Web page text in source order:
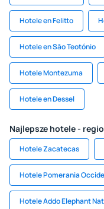
Hotele en Felitto
Hotele en Săo Teotónio
Hotele Montezuma
Hotele en Dessel
Najlepsze hotele -
Hotele Zacatecas
Hotele Pomerania
Hotele Addo Elephant